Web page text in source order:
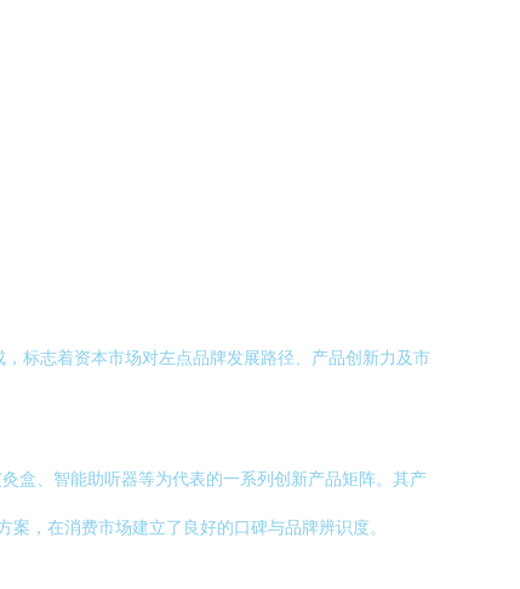
标志着资本市场对左点品牌发展路径、产品创新力及市
盒、智能助听器等为代表的一系列创新产品矩阵。其产
，在消费市场建立了良好的口碑与品牌辨识度。